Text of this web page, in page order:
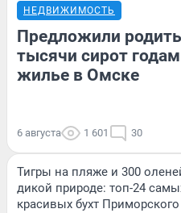
НЕДВИЖИМОСТЬ
Предложили
тысячи сирот
жилье в Омске
6 августа 1 601 30
Тигры на пляже и 300
дикой природе: топ-24
красивых бухт Приморского